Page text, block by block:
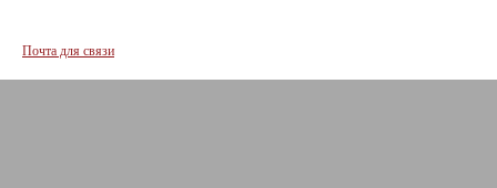
Почта для связи